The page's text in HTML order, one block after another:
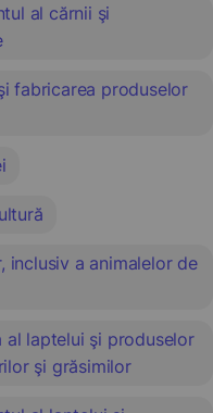
al cărnii şi
fabricarea produselor
inclusiv a animalelor de
laptelui şi produselor
şi grăsimilor